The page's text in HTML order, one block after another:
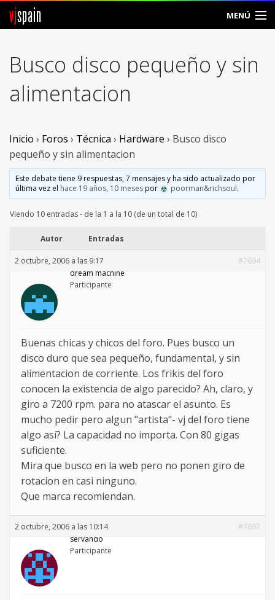
vjspain MENÚ
Foros
Noticias
Vjspain
Ayuda
Contacto
Entrar
Busco disco pequeño y sin
alimentacion
Inicio › Foros › Técnica › Hardware › Busco disco
pequeño y sin alimentacion
Este debate tiene 9 respuestas, 7 mensajes y ha sido actualizado por
última vez el hace 19 años, 10 mesespor poorman&richsoul.
Viendo 10 entradas - de la 1 a la 10 (de un total de 10)
Autor Entradas
2 octubre, 2006 a las 9:17
#7694
dream machine
Participante
Buenas chicas y chicos del foro. Pues busco un
disco duro que sea pequeño, fundamental, y sin
alimentacion de corriente. Los frikis del foro
conocen la existencia de algo parecido? Ah, claro, y
giro a 7200 rpm. para no atascar el asunto. Es
mucho pedir pero algun "artista"- vj del foro tiene
algo así? La capacidad no importa. Con 80 gigas
suficiente.
Mira que busco en la web pero no ponen giro de
rotacion en casi ninguno.
Que marca recomiendan.
2 octubre, 2006 a las 10:14
#7697
servando
Participante